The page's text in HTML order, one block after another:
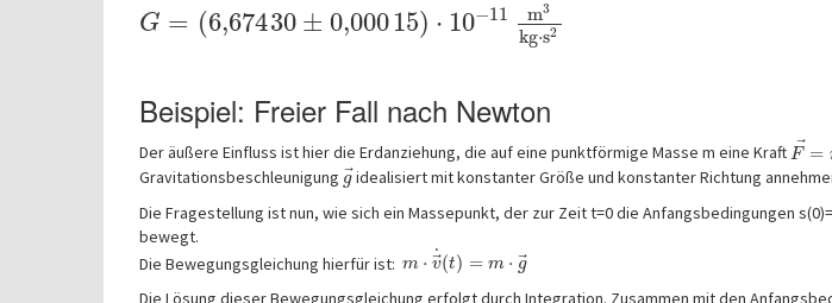
G = (6,67430 ± 0,00015) ⋅ 10−11 m3
kg⋅s2
Beispiel: Freier Fall nach Newton
Der äußere Einfluss ist hier die Erdanziehung, die auf eine punktförmige Masse m eine Kraft F ⃗ =
Gravitationsbeschleunigung g⃗
idealisiert mit konstanter Größe und konstanter Richtung
Die Fragestellung ist nun, wie sich ein Massepunkt, der zur Zeit t=0 die Anfangsbedingungen
bewegt.
Die Bewegungsgleichung hierfür ist: m ⋅ v⃗
˙(t) = m ⋅ g